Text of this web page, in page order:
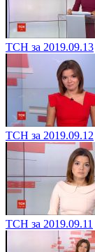
ТСН за 2019.09.13
ТСН за 2019.09.12
ТСН за 2019.09.11